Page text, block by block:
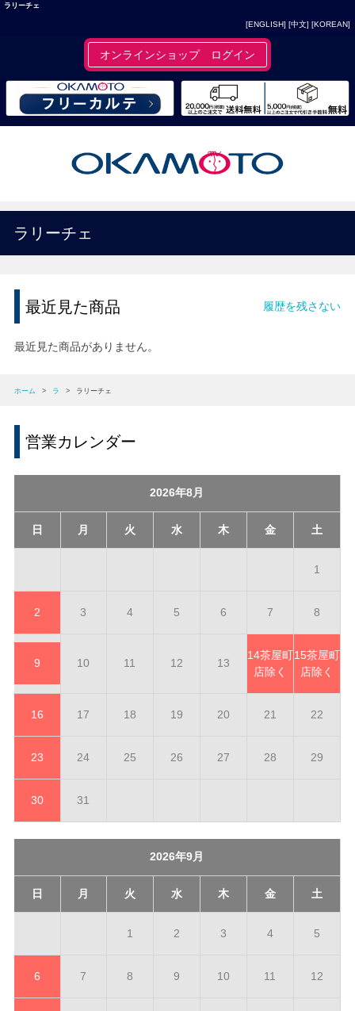
ラリーチェ
[ENGLISH] [中文] [KOREAN]
オンラインショップ ログイン
ラリーチェ
最近見た商品 履歴を残さない
最近見た商品がありません。
ホーム > ラ > ラリーチェ
営業カレンダー
2026年8月
日 月 火 水 木 金 土
1
2 3 4 5 6 7 8
9 10 11 12 13
14茶屋町
店除く
15茶屋町
店除く
16 17 18 19 20 21 22
23 24 25 26 27 28 29
30 31
2026年9月
日 月 火 水 木 金 土
1 2 3 4 5
6 7 8 9 10 11 12